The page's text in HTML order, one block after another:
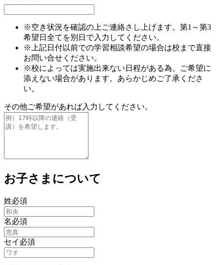
※空き状況を確認の上ご連絡さし上げます。第1～第3
希望日全てを別日で入力してください。
※上記日付以前での学習相談希望の場合は校まで直接
お問い合せください。
※校によっては実施出来ない日程がある為、ご希望に
添えない場合があります。あらかじめご了承くださ
い。
その他ご希望があれば入力してください。
お子さまについて
姓必須
名必須
セイ 必須